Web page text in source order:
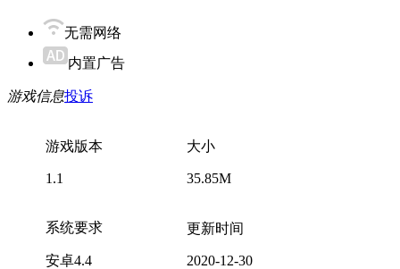
无需网络
内置广告
游戏信息投诉
游戏版本
1.1
大小
35.85M
系统要求
安卓4.4
更新时间
2020-12-30